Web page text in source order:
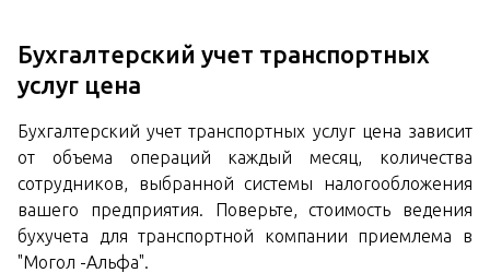
Бухгалтерский учет транспортных
услуг цена
Бухгалтерский учет транспортных услуг цена зависит
от объема операций каждый месяц, количества
сотрудников, выбранной системы налогообложения
вашего предприятия. Поверьте, стоимость ведения
бухучета для транспортной компании приемлема в
"Могол -Альфа".